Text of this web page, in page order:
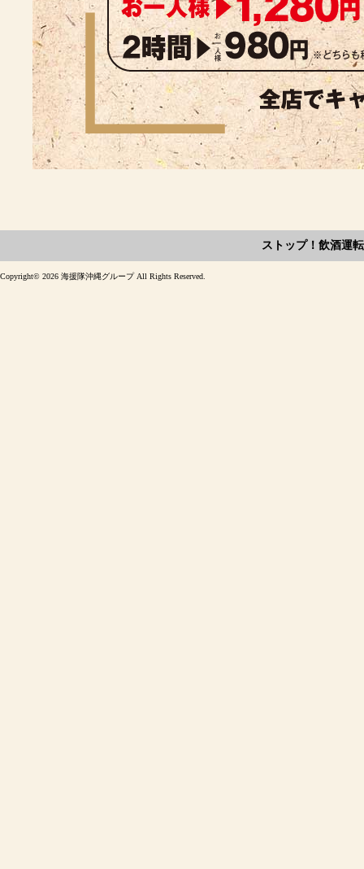
ストップ！飲酒運
Copyright© 2026 海援隊沖縄グループ All Rights Reserved.